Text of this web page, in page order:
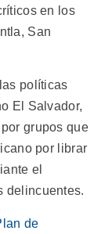
en los
San
políticas
El Salvador,
grupos que
por librar
el
delincuentes.
de